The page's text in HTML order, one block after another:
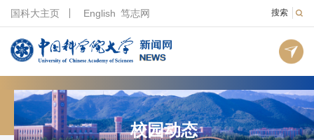
搜索
国科大主页 English 笃志网
校园动态